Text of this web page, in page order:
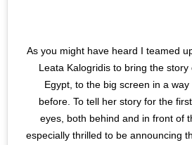
As you might have heard I teamed
Leata Kalogridis to bring the
Egypt, to the big screen in a way
before. To tell her story for the
eyes, both behind and in front of
especially thrilled to be announcing